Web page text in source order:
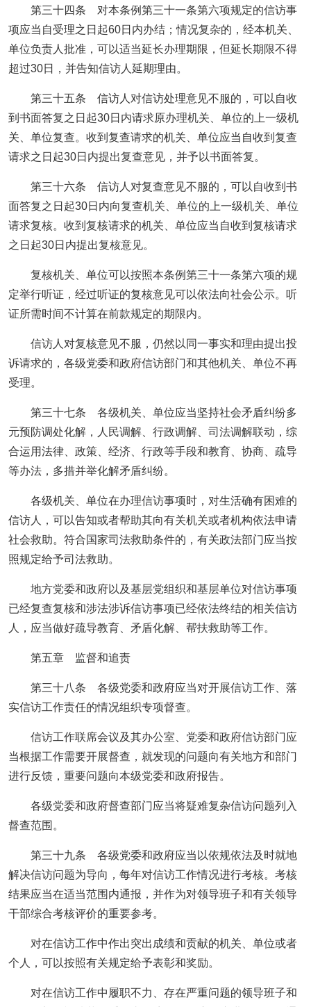
第三十四条 对本条例第三十一条第六项规定的信访事
项应当自受理之日起60日内办结；情况复杂的，经本机关、
单位负责人批准，可以适当延长办理期限，但延长期限不得
超过30日，并告知信访人延期理由。
第三十五条 信访人对信访处理意见不服的，可以自收
到书面答复之日起30日内请求原办理机关、单位的上一级机
关、单位复查。收到复查请求的机关、单位应当自收到复查
请求之日起30日内提出复查意见，并予以书面答复。
第三十六条 信访人对复查意见不服的，可以自收到书
面答复之日起30日内向复查机关、单位的上一级机关、单位
请求复核。收到复核请求的机关、单位应当自收到复核请求
之日起30日内提出复核意见。
复核机关、单位可以按照本条例第三十一条第六项的规
定举行听证，经过听证的复核意见可以依法向社会公示。听
证所需时间不计算在前款规定的期限内。
信访人对复核意见不服，仍然以同一事实和理由提出投
诉请求的，各级党委和政府信访部门和其他机关、单位不再
受理。
第三十七条 各级机关、单位应当坚持社会矛盾纠纷多
元预防调处化解，人民调解、行政调解、司法调解联动，综
合运用法律、政策、经济、行政等手段和教育、协商、疏导
等办法，多措并举化解矛盾纠纷。
各级机关、单位在办理信访事项时，对生活确有困难的
信访人，可以告知或者帮助其向有关机关或者机构依法申请
社会救助。符合国家司法救助条件的，有关政法部门应当按
照规定给予司法救助。
地方党委和政府以及基层党组织和基层单位对信访事项
已经复查复核和涉法涉诉信访事项已经依法终结的相关信访
人，应当做好疏导教育、矛盾化解、帮扶救助等工作。
第五章 监督和追责
第三十八条 各级党委和政府应当对开展信访工作、落
实信访工作责任的情况组织专项督查。
信访工作联席会议及其办公室、党委和政府信访部门应
当根据工作需要开展督查，就发现的问题向有关地方和部门
进行反馈，重要问题向本级党委和政府报告。
各级党委和政府督查部门应当将疑难复杂信访问题列入
督查范围。
第三十九条 各级党委和政府应当以依规依法及时就地
解决信访问题为导向，每年对信访工作情况进行考核。考核
结果应当在适当范围内通报，并作为对领导班子和有关领导
干部综合考核评价的重要参考。
对在信访工作中作出突出成绩和贡献的机关、单位或者
个人，可以按照有关规定给予表彰和奖励。
对在信访工作中履职不力、存在严重问题的领导班子和